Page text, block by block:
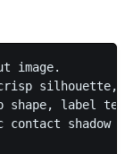
image.
silhouette,
shape, label
shadow